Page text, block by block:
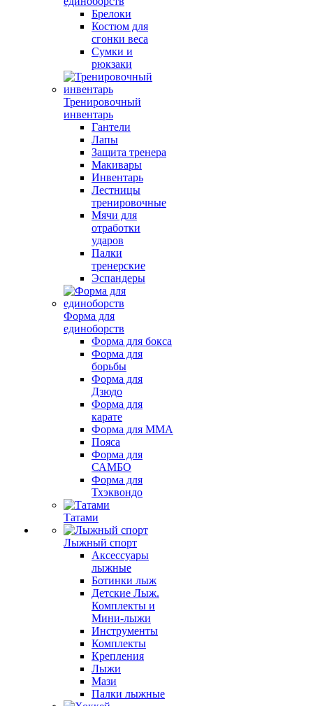
Брелоки
Костюм для
сгонки веса
Сумки и
рюкзаки
Тренировочный
инвентарь
Гантели
Лапы
Защита тренера
Макивары
Инвентарь
Лестницы
тренировочные
Мячи для
отработки
ударов
Палки
тренерские
Эспандеры
Форма для
единоборств
Форма для бокса
Форма для
борьбы
Форма для
Дзюдо
Форма для
карате
Форма для MMA
Пояса
Форма для
САМБО
Форма для
Тхэквондо
Татами
Лыжный спорт
Аксессуары
лыжные
Ботинки лыж
Детские Лыж.
Комплекты и
Мини-лыжи
Инструменты
Комплекты
Крепления
Лыжи
Мази
Палки лыжные